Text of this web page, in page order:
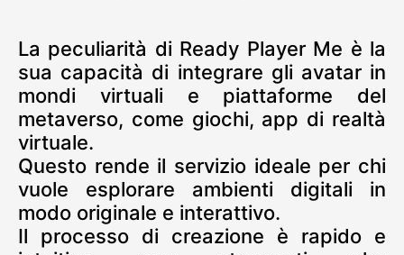
La peculiarità di Ready Player Me è la
sua capacità di integrare gli avatar in
mondi virtuali e piattaforme del
metaverso, come giochi, app di realtà
virtuale.
Questo rende il servizio ideale per chi
vuole esplorare ambienti digitali in
modo originale e interattivo.
Il processo di creazione è rapido e